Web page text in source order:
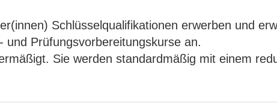
Schlüsselqualifikationen erwerben und
und Prüfungsvorbereitungskurse an.
Sie werden standardmäßig mit einem